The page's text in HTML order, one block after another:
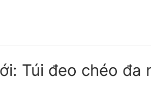
Túi đeo chéo đa